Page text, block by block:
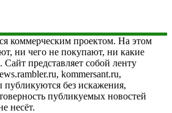
коммерческим проектом. На этом
ни чего не покупают, ни какие
представляет собой ленту
kommersant.ru,
без искажения,
публикуемых новостей
несёт.